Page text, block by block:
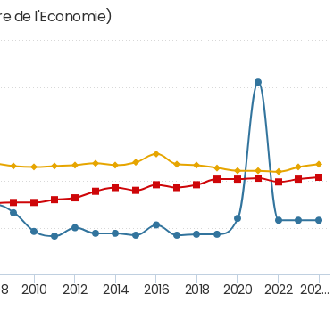
de l'Economie)
2010 2012 2014 2016 2018 2020 2022 202…